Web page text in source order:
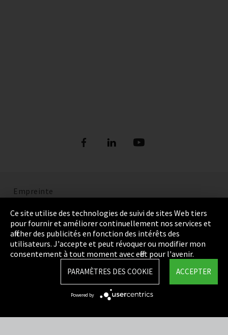
Empreinte
Politique de confidentialité
Cookie Settings
Termes et Conditions
Integrity Line
Ce site utilise des technologies de suivi de sites Web tiers
pour fournir et améliorer continuellement nos services et
afficher des publicités en fonction des intérêts des
utilisateurs. J'accepte et peut révoquer ou modifier mon
consentement à tout moment avec effet pour l'avenir.
ACCEPTER
PARAMÈTRES DES COOKIE
Powered by